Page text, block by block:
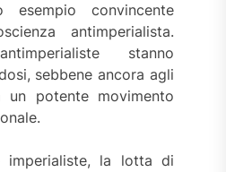
convincente
antimperialista.
stanno
sebbene ancora agli
potente movimento
imperialiste, la lotta di